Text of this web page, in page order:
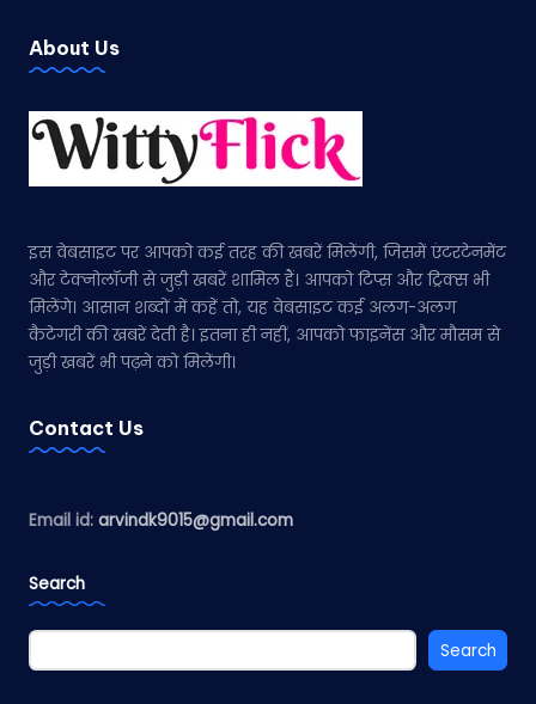
About Us
इस वेबसाइट पर आपको कई तरह की खबरें मिलेंगी, जिसमें एंटरटेनमेंट
और टेक्नोलॉजी से जुड़ी खबरें शामिल हैं। आपको टिप्स और ट्रिक्स भी
मिलेंगे। आसान शब्दों में कहें तो, यह वेबसाइट कई अलग-अलग
कैटेगरी की खबरें देती है। इतना ही नहीं, आपको फाइनेंस और मौसम से
जुड़ी खबरें भी पढ़ने को मिलेंगी।
Contact Us
Email id: arvindk9015@gmail.com
Search
Search